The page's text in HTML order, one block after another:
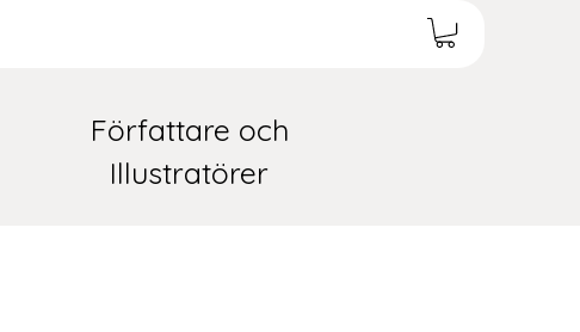
Författare och
Illustratörer